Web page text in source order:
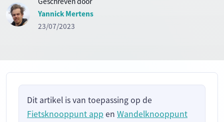
Yannick Mertens
23/07/2023
Dit artikel is van toepassing op de
Fietsknooppunt app en Wandelknooppunt